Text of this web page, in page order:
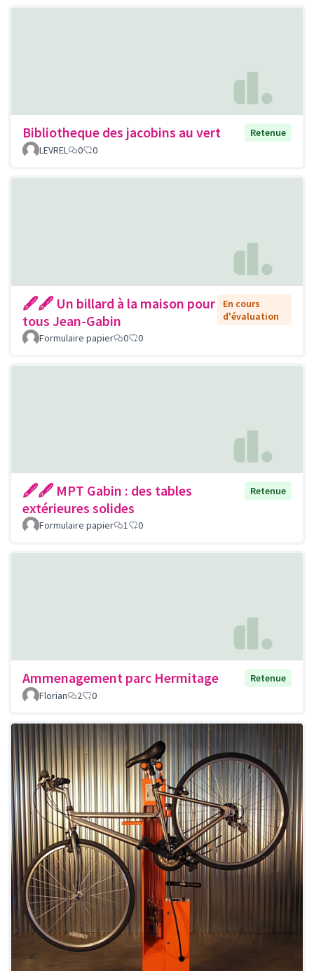
Bibliotheque des jacobins au vert
Retenue
LEVREL
0 0
🖋🖋 Un billard à la maison pour
tous Jean-Gabin
En cours
d'évaluation
Formulaire papier
0 0
🖋🖋 MPT Gabin : des tables
extérieures solides
Retenue
Formulaire papier 1 0
Ammenagement parc Hermitage
Retenue
Florian
2 0